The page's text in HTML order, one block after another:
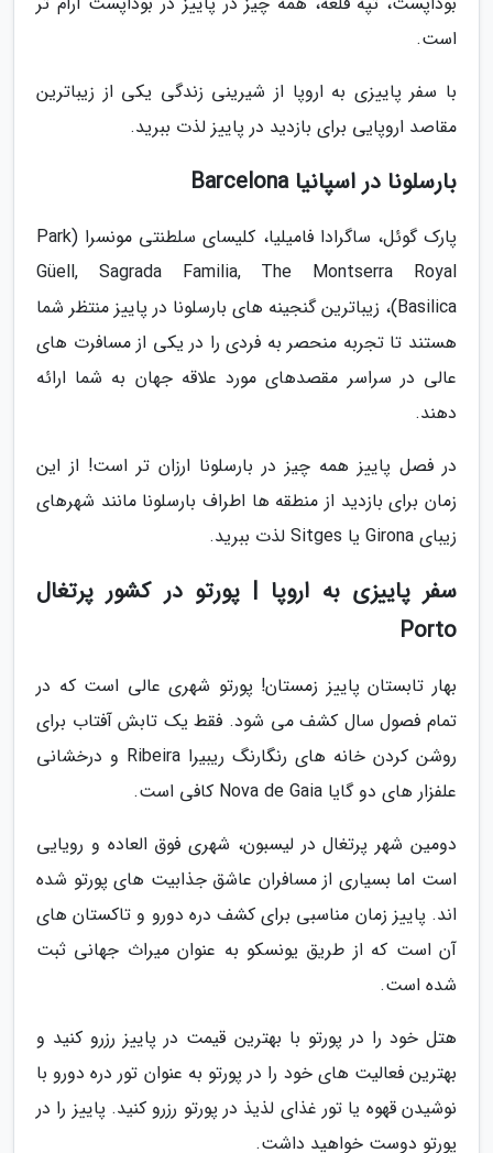
است.
با سفر پاییزی به اروپا از شیرینی زندگی یکی از زیباترین
مقاصد اروپایی برای بازدید در پاییز لذت ببرید.
بارسلونا در اسپانیا Barcelona
پارک گوئل، ساگرادا فامیلیا، کلیسای سلطنتی مونسرا (Park
Güell, Sagrada Familia, The Montserra Royal
Basilica)، زیباترین گنجینه های بارسلونا در پاییز منتظر شما
هستند تا تجربه منحصر به فردی را در یکی از مسافرت های
عالی در سراسر مقصدهای مورد علاقه جهان به شما ارائه
دهند.
در فصل پاییز همه چیز در بارسلونا ارزان تر است! از این
زمان برای بازدید از منطقه ها اطراف بارسلونا مانند شهرهای
زیبای Girona یا Sitges لذت ببرید.
سفر پاییزی به اروپا | پورتو در کشور پرتغال
Porto
بهار تابستان پاییز زمستان! پورتو شهری عالی است که در
تمام فصول سال کشف می شود. فقط یک تابش آفتاب برای
روشن کردن خانه های رنگارنگ ریبیرا Ribeira و درخشانی
علفزار های دو گایا Nova de Gaia کافی است.
دومین شهر پرتغال در لیسبون، شهری فوق العاده و رویایی
است اما بسیاری از مسافران عاشق جذابیت های پورتو شده
اند. پاییز زمان مناسبی برای کشف دره دورو و تاکستان های
آن است که از طریق یونسکو به عنوان میراث جهانی ثبت
شده است.
هتل خود را در پورتو با بهترین قیمت در پاییز رزرو کنید و
بهترین فعالیت های خود را در پورتو به عنوان تور دره دورو با
نوشیدن قهوه یا تور غذای لذیذ در پورتو رزرو کنید. پاییز را در
پورتو دوست خواهید داشت.